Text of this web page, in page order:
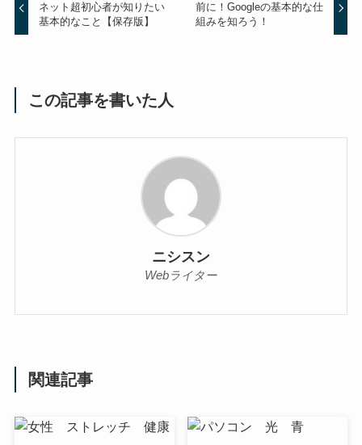
ネット超初心者が知りたい
基本的なこと【保存版】
前に！Googleの基本的な仕
組みを知ろう！
この記事を書いた人
ニシスン
Webライター
関連記事